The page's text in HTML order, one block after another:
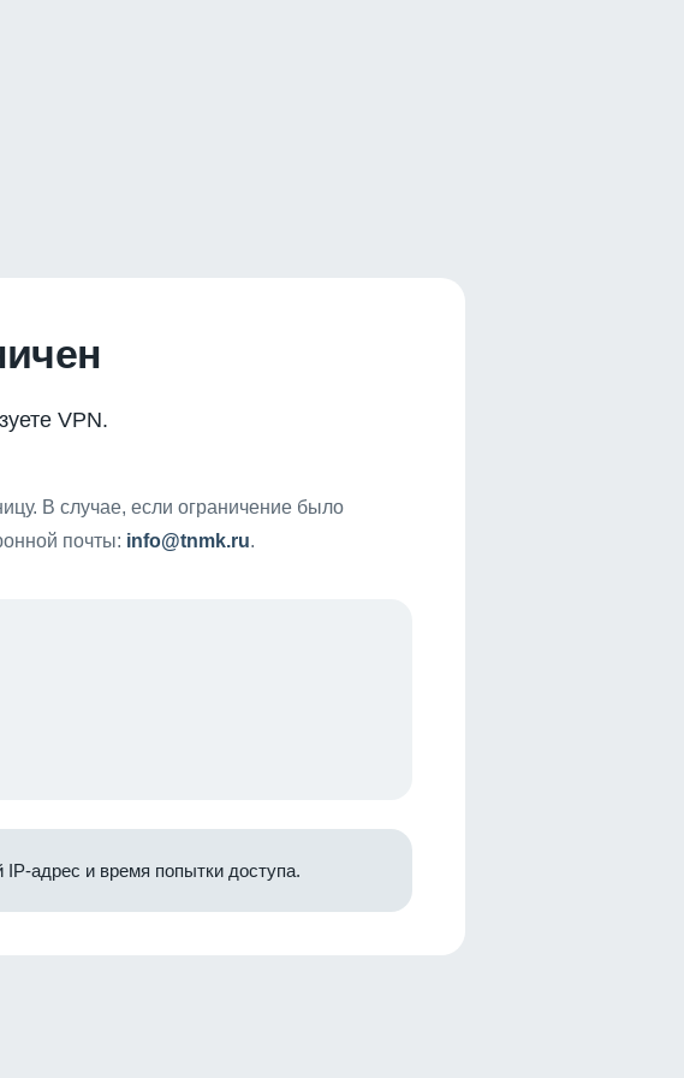
VPN.
В случае, если ограничение было
почты: info@tnmk.ru.
адрес и время попытки доступа.